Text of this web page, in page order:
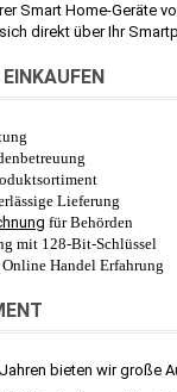
Smart Home-Geräte
direkt über Ihr
Lieferung
für Behörden
mit 128-Bit-Schlüssel
Handel Erfahrung
bieten wir große